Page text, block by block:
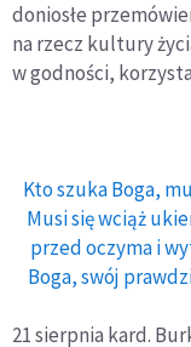
doniosłe
na rzecz kultury
w godności,
Kto szuka Boga,
Musi się wciąż
przed oczyma i
Boga, swój
21 sierpnia kard.